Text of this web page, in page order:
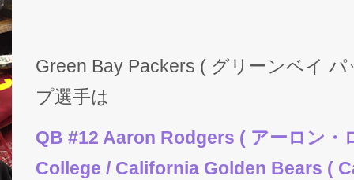
Green Bay Packers ( グリーンベイ
プ選手は
QB #12 Aaron Rodgers ( アーロン・
College / California Golden Bears (